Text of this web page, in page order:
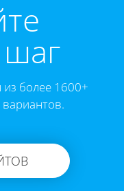
более 1600+